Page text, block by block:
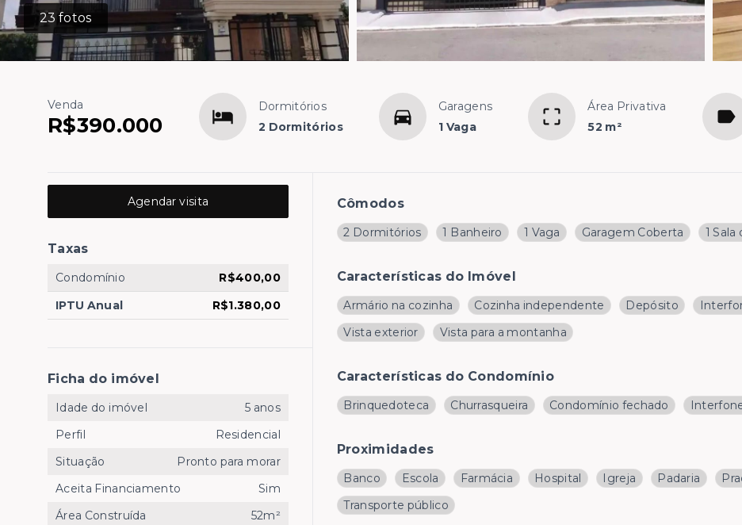
23 fotos
Venda
R$390.000
Dormitórios
2 Dormitórios
Garagens
1 Vaga
Área Privativa
52 m²
Cômodos
2 Dormitórios 1 Banheiro 1 Vaga Garagem Coberta 1 Sala
Características do Imóvel
Armário na cozinha Cozinha independente Depósito
Vista exterior
Vista para a montanha
Características do Condomínio
Brinquedoteca Churrasqueira Condomínio fechado
Proximidades
Banco Escola Farmácia Hospital Igreja Padaria
Transporte público
Agendar visita
Taxas
Condomínio
R$400,00
IPTU Anual
R$1.380,00
Ficha do imóvel
Idade do imóvel
5 anos
Perfil
Residencial
Situação
Pronto para morar
Aceita Financiamento
Sim
Área Construída
52m²